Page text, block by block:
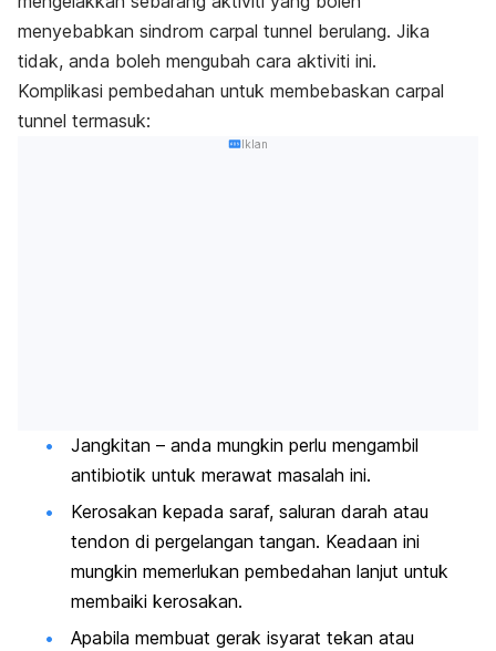
menyebabkan sindrom carpal tunnel berulang. Jika
tidak, anda boleh mengubah cara aktiviti ini.
Komplikasi pembedahan untuk membebaskan carpal
tunnel termasuk:
Iklan
Jangkitan – anda mungkin perlu mengambil
antibiotik untuk merawat masalah ini.
Kerosakan kepada saraf, saluran darah atau
tendon di pergelangan tangan. Keadaan ini
mungkin memerlukan pembedahan lanjut untuk
membaiki kerosakan.
Apabila membuat gerak isyarat tekan atau